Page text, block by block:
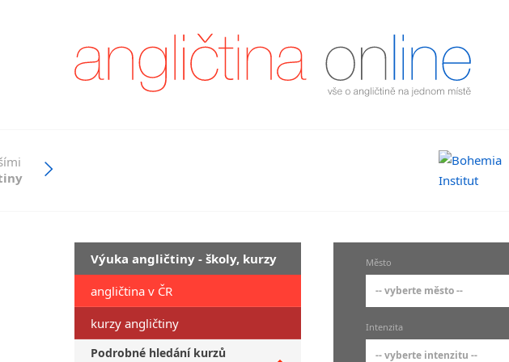
Výuka angličtiny - školy, kurzy
angličtina v ČR
kurzy angličtiny
Podrobné hledání kurzů
Město
-- vyberte město --
-- vyberte město --
pražské městské části
Intenzita
-- vyberte intenzitu --